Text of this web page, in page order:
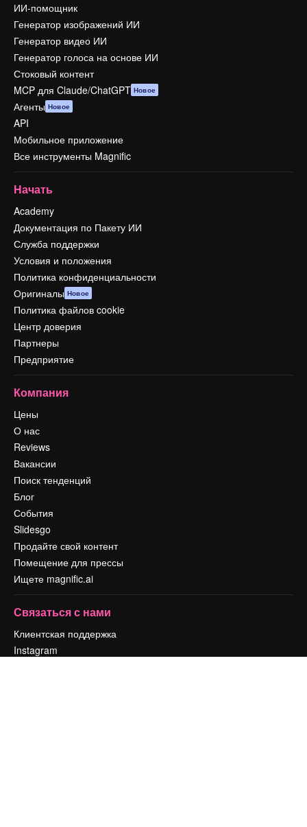
ИИ-помощник
Генератор изображений ИИ
Генератор видео ИИ
Генератор голоса на основе ИИ
Стоковый контент
MCP для Claude/ChatGPT Новое
Агенты Новое
API
Мобильное приложение
Все инструменты Magnific
Начать
Academy
Документация по Пакету ИИ
Служба поддержки
Условия и положения
Политика конфиденциальности
Оригиналы Новое
Политика файлов cookie
Центр доверия
Партнеры
Предприятие
Компания
Цены
О нас
Reviews
Вакансии
Поиск тенденций
Блог
События
Slidesgo
Продайте свой контент
Помещение для прессы
Ищете magnific.ai
Связаться с нами
Клиентская поддержка
Instagram